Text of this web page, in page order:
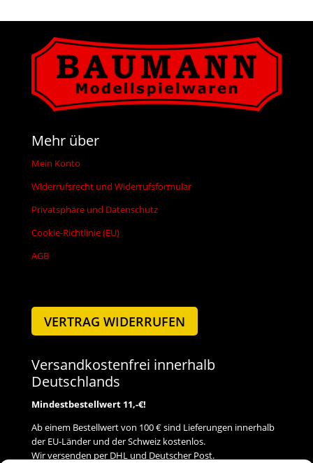
Mehr über
Mein Konto
Widerrufsrecht und Widerrufsformular
Privatsphäre und Datenschutz
Cookie-Richtlinie (EU)
AGB
VERTRAG WIDERRUFEN
Versandkostenfrei innerhalb
Deutschlands
Mindestbestellwert 11,-€!
Ab einem Bestellwert von 100 € sind Lieferungen innerhalb
der EU-Länder und der Schweiz kostenlos.
Wir versenden per DHL und Deutscher Post.